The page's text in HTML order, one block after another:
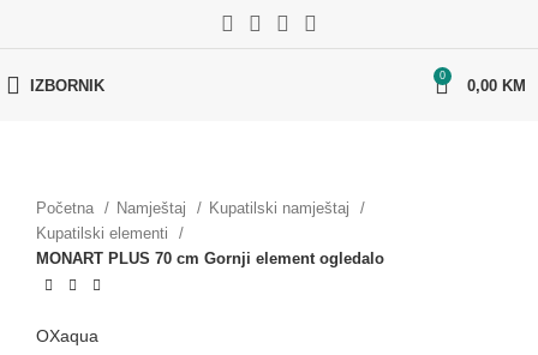
IZBORNIK
0
0,00 KM
Početna Namještaj
Kupatilski namještaj
Kupatilski elementi
MONART PLUS 70 cm Gornji element ogledalo
OXaqua